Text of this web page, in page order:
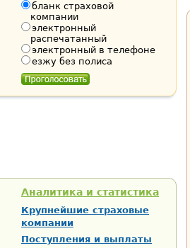
бланк страховой
компании
электронный
распечатанный
электронный в телефоне
езжу без полиса
Аналитика и статистика
Крупнейшие страховые
компании
Поступления и выплаты